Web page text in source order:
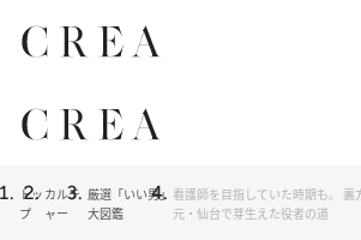
トッ
プ
カルチ
ャー
厳選「いい男」
大図鑑
看護師を目指していた時期も。 裏
元・仙台で芽生えた役者の道